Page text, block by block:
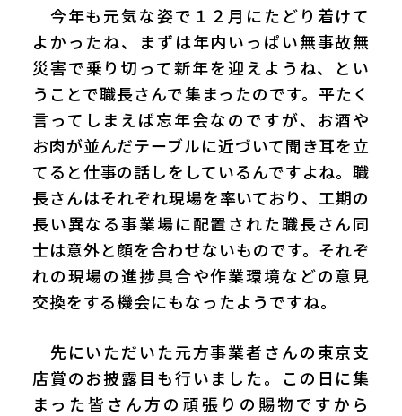
今年も元気な姿で１２月にたどり着けて
よかったね、まずは年内いっぱい無事故無
災害で乗り切って新年を迎えようね、とい
うことで職長さんで集まったのです。平たく
言ってしまえば忘年会なのですが、お酒や
お肉が並んだテーブルに近づいて聞き耳を立
てると仕事の話しをしているんですよね。職
長さんはそれぞれ現場を率いており、工期の
長い異なる事業場に配置された職長さん同
士は意外と顔を合わせないものです。それぞ
れの現場の進捗具合や作業環境などの意見
交換をする機会にもなったようですね。
先にいただいた元方事業者さんの東京支
店賞のお披露目も行いました。この日に集
まった皆さん方の頑張りの賜物ですから